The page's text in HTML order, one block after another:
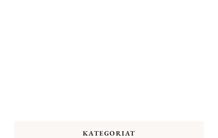
KATEGORIAT